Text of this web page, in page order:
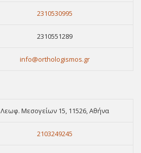
2310530995
2310551289
info@orthologismos.gr
Λεωφ. Μεσογείων 15, 11526, Αθήνα
2103249245